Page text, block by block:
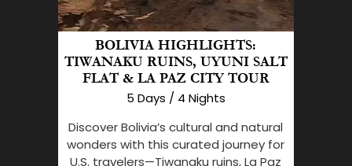
BOLIVIA HIGHLIGHTS:
TIWANAKU RUINS, UYUNI SALT
FLAT & LA PAZ CITY TOUR
5 Days / 4 Nights
Discover Bolivia’s cultural and natural
wonders with this curated journey for
U.S. travelers—Tiwanaku ruins, La Paz